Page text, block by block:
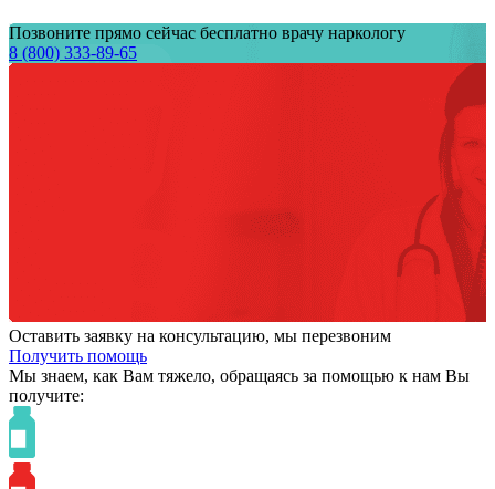
Позвоните прямо сейчас бесплатно врачу наркологу
8 (800) 333-89-65
Оставить заявку на консультацию, мы перезвоним
Получить помощь
Мы знаем, как Вам тяжело, обращаясь за помощью к нам Вы
получите: